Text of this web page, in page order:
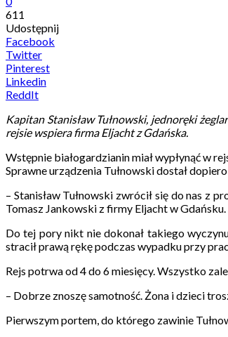
611
Udostępnij
Facebook
Twitter
Pinterest
Linkedin
ReddIt
Kapitan Stanisław Tułnowski, jednoręki
rejsie wspiera firma Eljacht z Gdańska.
Wstępnie białogardzianin miał wypłynąć w
Sprawne urządzenia Tułnowski dostał
– Stanisław Tułnowski zwrócił się do nas z
Tomasz Jankowski z firmy Eljacht w Gdańsku.
Do tej pory nikt nie dokonał takiego
stracił prawą rękę podczas wypadku przy
Rejs potrwa od 4 do 6 miesięcy. Wszystko
– Dobrze znoszę samotność. Żona i dzieci
Pierwszym portem, do którego zawinie